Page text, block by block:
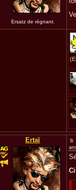
Ersatz de régnant.
Ertaï